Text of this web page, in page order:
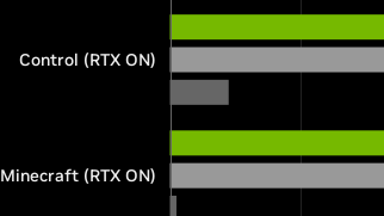
Control (RTX ON)
Minecraft (RTX ON)